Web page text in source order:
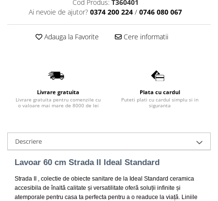
Lavoare
Lavoare freestanding
Lavoare pe blat
Lavoare incastrabile
Lavoare suspendate,semipiedestal
Bideuri
Vase WC
WC pentru persoane cu dizabilitati
Capace
Cod Produs: T360401
Ai nevoie de ajutor? 0374 200 224 / 0746 080 067
Adauga la Favorite Cere informatii
Livrare gratuita
Livrare gratuita pentru comenzile cu
o valoare mai mare de 8000 de lei
Plata cu cardul
Puteti plati cu cardul simplu si in
siguranta
Descriere
Lavoar 60 cm Strada II Ideal Standard
Strada II , colectie de obiecte sanitare de la Ideal Standard ceramica
accesibila de înaltă calitate și versatilitate oferă soluții infinite și
atemporale pentru casa ta perfecta pentru a o readuce la viață. Liniile